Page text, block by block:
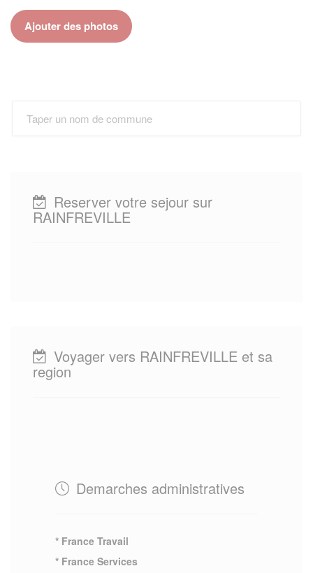
Ajouter des photos
Reserver votre sejour sur
RAINFREVILLE
Voyager vers RAINFREVILLE et sa
region
Demarches administratives
* France Travail
* France Services